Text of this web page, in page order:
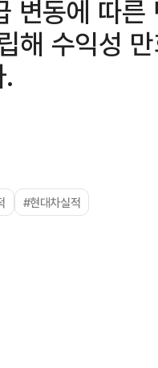
변동에 따
해 수익성
#현대차실적